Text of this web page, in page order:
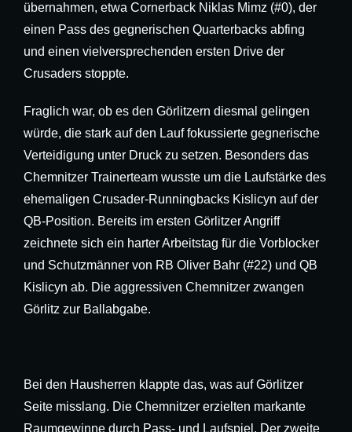
übernahmen, etwa Cornerback Niklas Mimz (#0), der
einen Pass des gegnerischen Quarterbacks abfing
und einen vielversprechenden ersten Drive der
Crusaders stoppte.
Fraglich war, ob es den Görlitzern diesmal gelingen
würde, die stark auf den Lauf fokussierte gegnerische
Verteidigung unter Druck zu setzen. Besonders das
Chemnitzer Trainerteam wusste um die Laufstärke des
ehemaligen Crusader-Runningbacks Kislicyn auf der
QB-Position. Bereits im ersten Görlitzer Angriff
zeichnete sich ein harter Arbeitstag für die Vorblocker
und Schutzmänner von RB Oliver Bahr (#22) und QB
Kislicyn ab. Die aggressiven Chemnitzer zwangen
Görlitz zur Ballabgabe.
Bei den Hausherren klappte das, was auf Görlitzer
Seite misslang. Die Chemnitzer erzielten markante
Raumgewinne durch Pass- und Laufspiel. Der zweite